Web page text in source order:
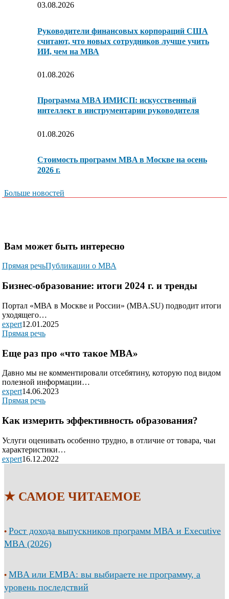
03.08.2026
Руководители финансовых корпораций США
считают, что новых сотрудников лучше учить
ИИ, чем на МВА
01.08.2026
Программа MBA ИМИСП: искусственный
интеллект в инструментарии руководителя
01.08.2026
Стоимость программ MBA в Москве на осень
2026 г.
Больше новостей
Вам может быть интересно
Прямая речьПубликации о МВА
Бизнес-образование: итоги 2024 г. и тренды
Портал «МВА в Москве и России» (MBA.SU) подводит итоги
уходящего…
expert12.01.2025
Прямая речь
Еще раз про «что такое MBA»
Давно мы не комментировали отсебятину, которую под видом
полезной информации…
expert14.06.2023
Прямая речь
Как измерить эффективность образования?
Услуги оценивать особенно трудно, в отличие от товара, чьи
характеристики…
expert16.12.2022
★ САМОЕ ЧИТАЕМОЕ
• Рост дохода выпускников программ МВА и Executive
MBA (2026)
• MBA или EMBA: вы выбираете не программу, а
уровень последствий